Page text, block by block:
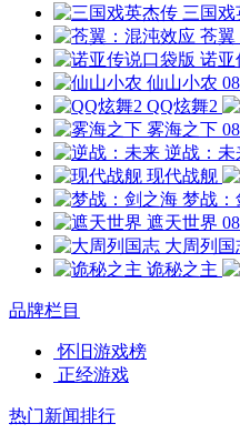
三国
苍翼
诺亚
仙山小农
QQ炫舞2
雾海之下
逆战：未
现代战舰
梦战：
遮天世界
大周列国
诡秘之主
品牌栏目
怀旧游戏榜
正经游戏
热门新闻排行